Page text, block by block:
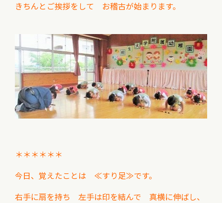
きちんとご挨拶をして お稽古が始まります。
＊＊＊＊＊＊
今日、覚えたことは ≪すり足≫です。
右手に扇を持ち 左手は印を結んで 真横に伸ばし、